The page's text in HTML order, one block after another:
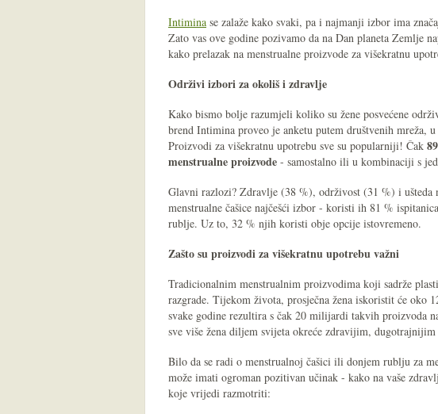
Intimina se zalaže kako svaki, pa i najmanji izbor ima
Zato vas ove godine pozivamo da na Dan planeta Zemlje
kako prelazak na menstrualne proizvode za višekratnu
Održivi izbori za okoliš i zdravlje
Kako bismo bolje razumjeli koliko su žene posvećene
brend Intimina proveo je anketu putem društvenih mreža,
Proizvodi za višekratnu upotrebu sve su popularniji! Čak
menstrualne proizvode - samostalno ili u kombinaciji s
Glavni razlozi? Zdravlje (38 %), održivost (31 %) i ušteda
menstrualne čašice najčešći izbor - koristi ih 81 %
rublje. Uz to, 32 % njih koristi obje opcije istovremeno.
Zašto su proizvodi za višekratnu upotrebu važni
Tradicionalnim menstrualnim proizvodima koji sadrže
razgrade. Tijekom života, prosječna žena iskoristit će oko
svake godine rezultira s čak 20 milijardi takvih proizvoda
sve više žena diljem svijeta okreće zdravijim,
Bilo da se radi o menstrualnoj čašici ili donjem rublju za
može imati ogroman pozitivan učinak - kako na vaše
koje vrijedi razmotriti: